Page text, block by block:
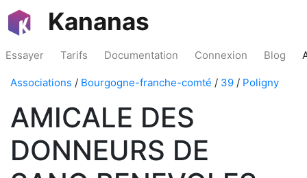
Kananas
Essayer Tarifs Documentation Connexion Blog
Associations / Bourgogne-franche-comté / 39 / Poligny
AMICALE DES
DONNEURS DE